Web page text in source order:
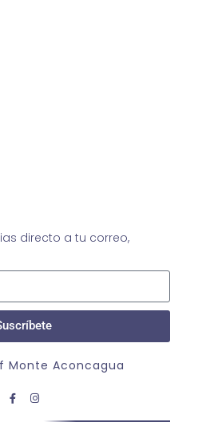
directo a tu correo,
Monte Aconcagua